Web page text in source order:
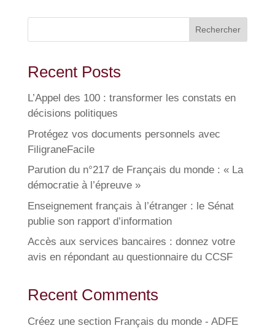
Rechercher
Recent Posts
L’Appel des 100 : transformer les constats en
décisions politiques
Protégez vos documents personnels avec
FiligraneFacile
Parution du n°217 de Français du monde : « La
démocratie à l’épreuve »
Enseignement français à l’étranger : le Sénat
publie son rapport d’information
Accès aux services bancaires : donnez votre
avis en répondant au questionnaire du CCSF
Recent Comments
Créez une section Français du monde - ADFE